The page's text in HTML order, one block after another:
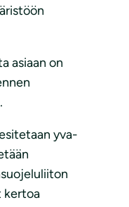
asiaan on
yva-
kertoa